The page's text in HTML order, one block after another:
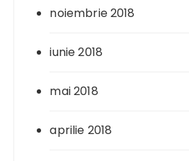
noiembrie 2018
iunie 2018
mai 2018
aprilie 2018